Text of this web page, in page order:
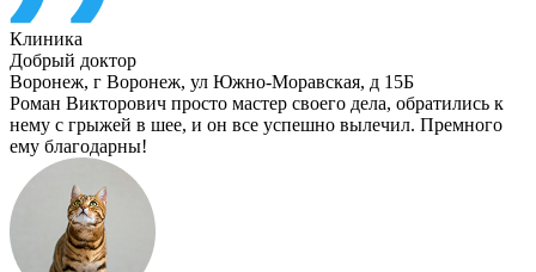
Клиника
Добрый доктор
Воронеж, г Воронеж, ул Южно-Моравская, д 15Б
Роман Викторович просто мастер своего дела, обратились к
нему с грыжей в шее, и он все успешно вылечил. Премного
ему благодарны!